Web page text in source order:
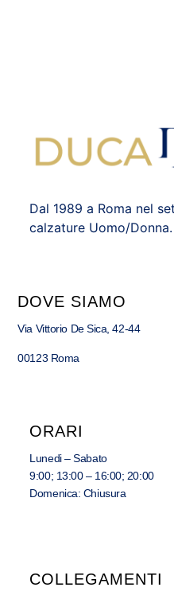
Dal 1989 a Roma nel
calzature Uomo/Donna.
DOVE SIAMO
Via Vittorio De Sica, 42-44
00123 Roma
ORARI
Lunedi – Sabato
9:00; 13:00 – 16:00; 20:00
Domenica: Chiusura
COLLEGAMENTI